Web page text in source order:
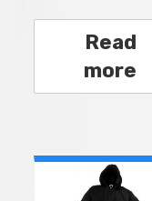
Read
more